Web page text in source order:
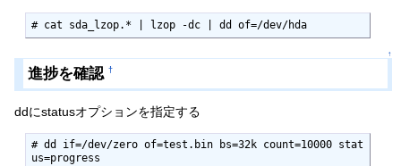
# cat sda_lzop.* | lzop -dc | dd of=/dev/hda
↑
進捗を確認 †
ddにstatusオプションを指定する
# dd if=/dev/zero of=test.bin bs=32k count=10000 stat
us=progress